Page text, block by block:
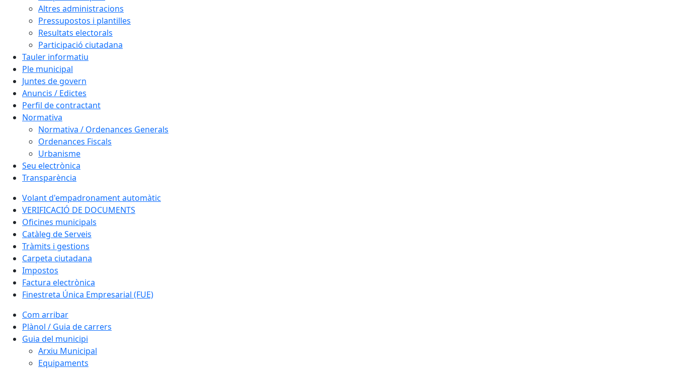
Altres administracions
Pressupostos i plantilles
Resultats electorals
Participació ciutadana
Tauler informatiu
Ple municipal
Juntes de govern
Anuncis / Edictes
Perfil de contractant
Normativa
Normativa / Ordenances Generals
Ordenances Fiscals
Urbanisme
Seu electrònica
Transparència
Volant d'empadronament automàtic
VERIFICACIÓ DE DOCUMENTS
Oficines municipals
Catàleg de Serveis
Tràmits i gestions
Carpeta ciutadana
Impostos
Factura electrònica
Finestreta Única Empresarial (FUE)
Com arribar
Plànol / Guia de carrers
Guia del municipi
Arxiu Municipal
Equipaments